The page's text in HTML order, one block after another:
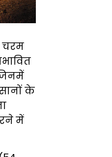
चरम
के
में